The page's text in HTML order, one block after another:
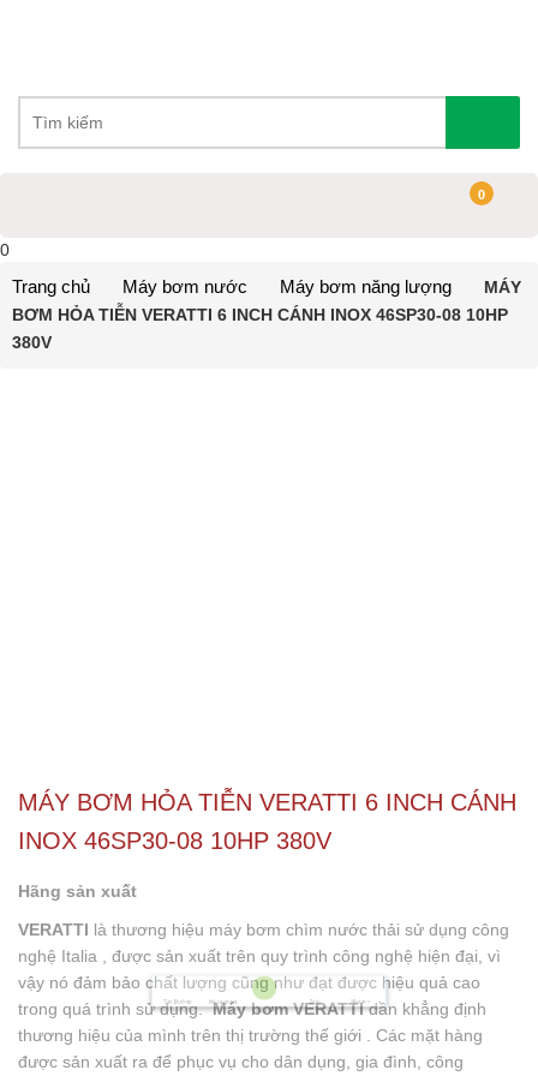
0
Tìm Đường
Messenger
Zalo Shopee
0
Trang chủ Máy bơm nước Máy bơm năng lượng
MÁY
BƠM HỎA TIỄN VERATTI 6 INCH CÁNH INOX 46SP30-08 10HP
380V
MÁY BƠM HỎA TIỄN VERATTI 6 INCH CÁNH
INOX 46SP30-08 10HP 380V
Hãng sản xuất
VERATTI là thương hiệu máy bơm chìm nước thải sử dụng công
nghệ Italia , được sản xuất trên quy trình công nghệ hiện đại, vì
vậy nó đảm bảo chất lượng cũng như đạt được hiệu quả cao
trong quá trình sử dụng.Máy bơm VERATTIdần khẳng định
thương hiệu của mình trên thị trường thế giới . Các mặt hàng
được sản xuất ra để phục vụ cho dân dụng, gia đình, công